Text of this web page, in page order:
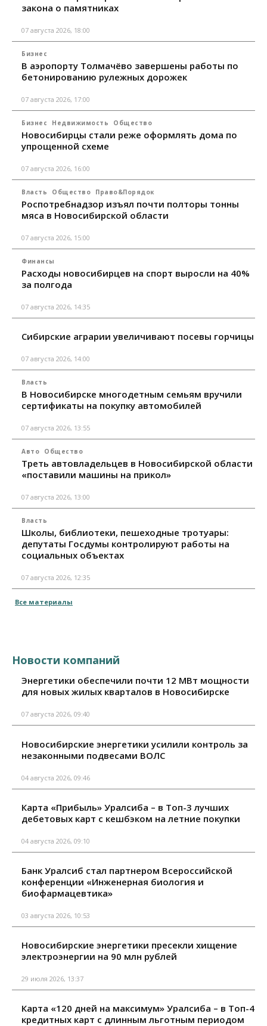
закона о памятниках
07 августа 2026, 18:00
Бизнес
В аэропорту Толмачёво завершены работы по
бетонированию рулежных дорожек
07 августа 2026, 17:00
Бизнес Недвижимость Общество
Новосибирцы стали реже оформлять дома по
упрощенной схеме
07 августа 2026, 16:00
Власть Общество Право&Порядок
Роспотребнадзор изъял почти полторы тонны
мяса в Новосибирской области
07 августа 2026, 15:00
Финансы
Расходы новосибирцев на спорт выросли на 40%
за полгода
07 августа 2026, 14:35
Сибирские аграрии увеличивают посевы горчицы
07 августа 2026, 14:00
Власть
В Новосибирске многодетным семьям вручили
сертификаты на покупку автомобилей
07 августа 2026, 13:55
Авто Общество
Треть автовладельцев в Новосибирской области
«поставили машины на прикол»
07 августа 2026, 13:00
Власть
Школы, библиотеки, пешеходные тротуары:
депутаты Госдумы контролируют работы на
социальных объектах
07 августа 2026, 12:35
Все материалы
Новости компаний
Энергетики обеспечили почти 12 МВт мощности
для новых жилых кварталов в Новосибирске
07 августа 2026, 09:40
Новосибирские энергетики усилили контроль за
незаконными подвесами ВОЛС
04 августа 2026, 09:46
Карта «Прибыль» Уралсиба – в Топ-3 лучших
дебетовых карт с кешбэком на летние покупки
04 августа 2026, 09:10
Банк Уралсиб стал партнером Всероссийской
конференции «Инженерная биология и
биофармацевтика»
03 августа 2026, 10:53
Новосибирские энергетики пресекли хищение
электроэнергии на 90 млн рублей
29 июля 2026, 13:37
Карта «120 дней на максимум» Уралсиба – в Топ-4
кредитных карт с длинным льготным периодом